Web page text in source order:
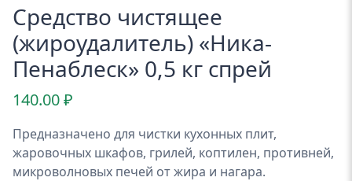
Средство чистящее
(жироудалитель) «Ника-
Пенаблеск» 0,5 кг спрей
140.00₽
Предназначено для чистки кухонных плит,
жаровочных шкафов, грилей, коптилен, противней,
микроволновых печей от жира и нагара.